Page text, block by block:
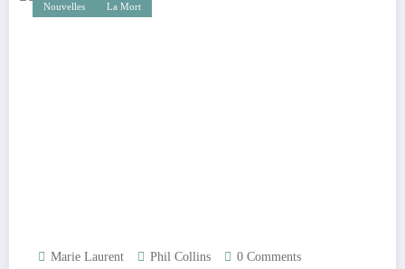
Nouvelles La Mort
Marie Laurent Phil Collins 0 Comments